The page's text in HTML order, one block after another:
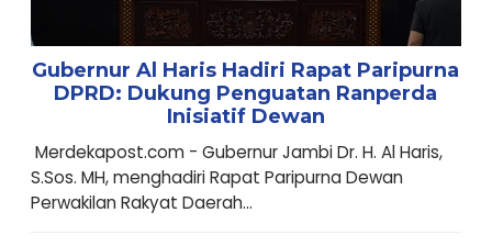
Gubernur Al Haris Hadiri Rapat Paripurna
DPRD: Dukung Penguatan Ranperda
Inisiatif Dewan
Merdekapost.com - Gubernur Jambi Dr. H. Al Haris,
S.Sos. MH, menghadiri Rapat Paripurna Dewan
Perwakilan Rakyat Daerah...